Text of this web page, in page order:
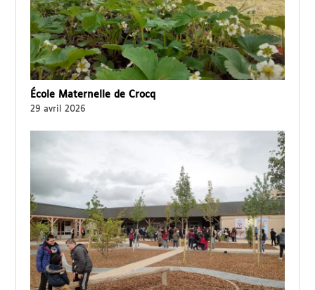
École Maternelle de Crocq
29 avril 2026